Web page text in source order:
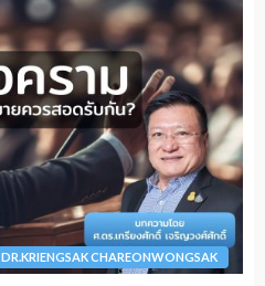
DR.KRIENGSAK CHAREONWONGSAK